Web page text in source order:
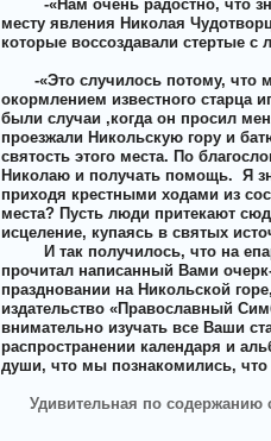
-«Нам очень радостно, что
месту явления Николая
которые воссоздавали стертые с
-«Это случилось потому, что
окормлением известного старца
были случаи ,когда он просил
проезжали Никольскую гору и
святость этого места. По
Николаю и получать помощь. Я
приходя крестными ходами из
места? Пусть люди притекают
исцеление, купаясь в святых
И так получилось, что на
прочитал написанный Вами
праздновании на Никольской
издательство «Православный
внимательно изучать все Ваши
распространении календаря и
души, что мы познакомились, что
Удивительная по содержанию